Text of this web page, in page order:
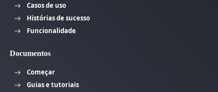
Casos de uso
Histórias de sucesso
Funcionalidade
Documentos
Começar
Guias e tutoriais